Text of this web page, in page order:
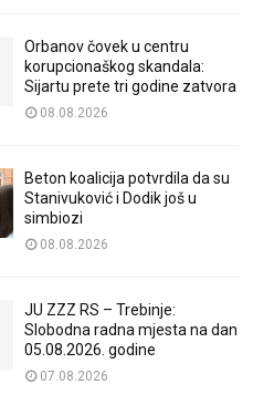
Orbanov čovek u centru
korupcionaškog skandala:
Sijartu prete tri godine zatvora
08.08.2026
Beton koalicija potvrdila da su
Stanivuković i Dodik još u
simbiozi
08.08.2026
JU ZZZ RS – Trebinje:
Slobodna radna mjesta na dan
05.08.2026. godine
07.08.2026